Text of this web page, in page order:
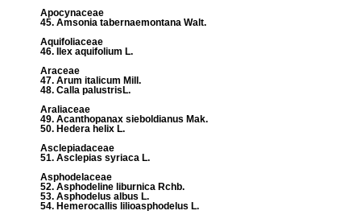
Apocynaceae
45. Amsonia tabernaemontana Walt.
Aquifoliaceae
46. Ilex aquifolium L.
Araceae
47. Arum italicum Mill.
48. Calla palustrisL.
Araliaceae
49. Acanthopanax sieboldianus Mak.
50. Hedera helix L.
Asclepiadaceae
51. Asclepias syriaca L.
Asphodelaceae
52. Asphodeline liburnica Rchb.
53. Asphodelus albus L.
54. Hemerocallis lilioasphodelus L.